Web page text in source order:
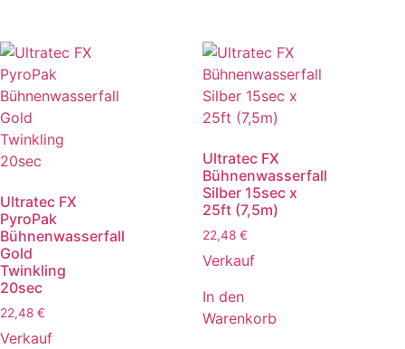
Ultratec FX
PyroPak
Bühnenwasserfall
Gold
Twinkling
20sec
22,48 €
Verkauf
Ultratec FX
Bühnenwasserfall
Silber 15sec x
25ft (7,5m)
22,48 €
Verkauf
In den
Warenkorb